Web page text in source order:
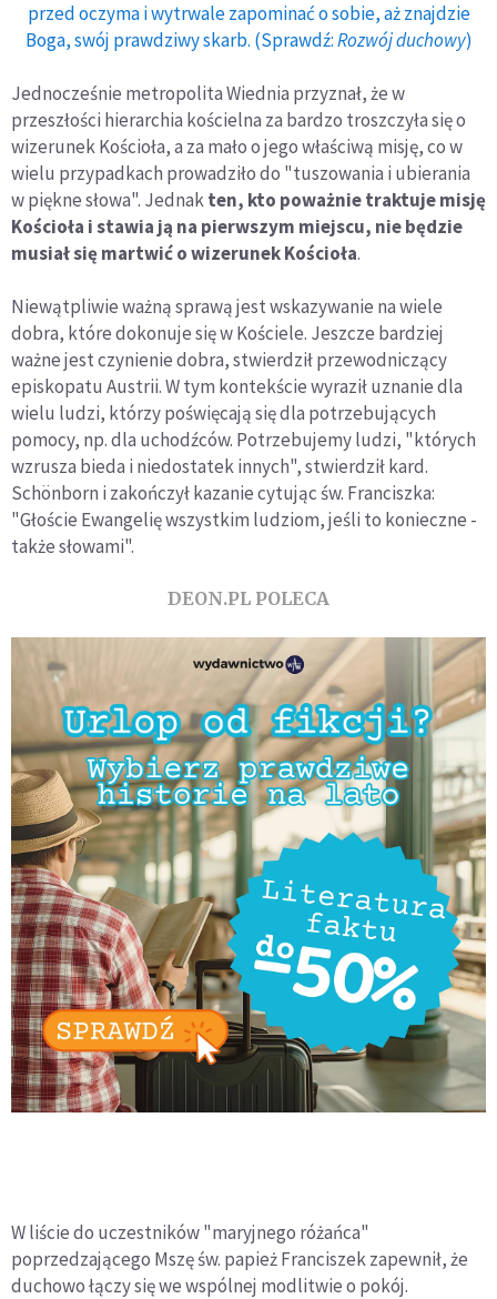
przed oczyma i wytrwale zapominać o sobie, aż znajdzie
Boga, swój prawdziwy skarb. (Sprawdź:Rozwój duchowy)
Jednocześnie metropolita Wiednia przyznał, że w
przeszłości hierarchia kościelna za bardzo troszczyła się o
wizerunek Kościoła, a za mało o jego właściwą misję, co w
wielu przypadkach prowadziło do "tuszowania i ubierania
w piękne słowa". Jednakten, kto poważnie traktuje misję
Kościoła i stawia ją na pierwszym miejscu, nie będzie
musiał się martwić o wizerunek Kościoła.
Niewątpliwie ważną sprawą jest wskazywanie na wiele
dobra, które dokonuje się w Kościele. Jeszcze bardziej
ważne jest czynienie dobra, stwierdził przewodniczący
episkopatu Austrii. W tym kontekście wyraził uznanie dla
wielu ludzi, którzy poświęcają się dla potrzebujących
pomocy, np. dla uchodźców. Potrzebujemy ludzi, "których
wzrusza bieda i niedostatek innych", stwierdził kard.
Schönborn i zakończył kazanie cytując św. Franciszka:
"Głoście Ewangelię wszystkim ludziom, jeśli to konieczne -
także słowami".
DEON.PL POLECA
W liście do uczestników "maryjnego różańca"
poprzedzającego Mszę św. papież Franciszek zapewnił, że
duchowo łączy się we wspólnej modlitwie o pokój.